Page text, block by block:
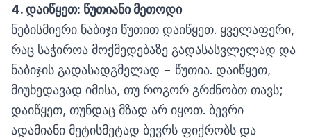
4. დაიწყეთ: წუთიანი მეთოდი
ნებისმიერი ნაბიჯი წუთით დაიწყეთ. ყველაფერი,
რაც საჭიროა მოქმედებაზე გადასასვლელად და
ნაბიჯის გადასადგმელად − წუთია. დაიწყეთ,
მიუხედავად იმისა, თუ როგორ გრძნობთ თავს;
დაიწყეთ, თუნდაც მზად არ იყოთ. ბევრი
ადამიანი მეტისმეტად ბევრს ფიქრობს და